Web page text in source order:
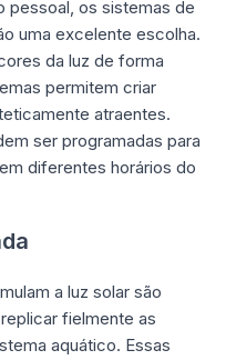
pessoal, os sistemas de
uma excelente escolha.
da luz de forma
permitem criar
atraentes.
ser programadas para
diferentes horários do
a luz solar são
fielmente as
aquático. Essas